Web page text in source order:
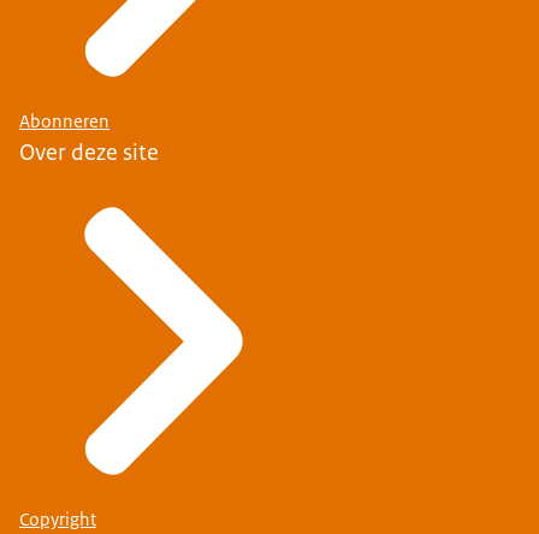
Abonneren
Over deze site
Copyright